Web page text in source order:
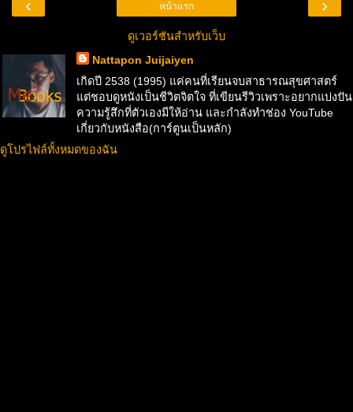
‹ ›
หน้าแรก
ดูเวอร์ชันสำหรับเว็บ
Nattapon Juijaiyen
เกิดปี 2538 (1995) แค่คนที่เรียนจบสาธารณสุขศาสตร์
แต่ชอบดูหนังเป็นชีวิตจิตใจ ที่เขียนรีวิวเพราะอยากแบ่งปัน
ความรู้สึกที่ตัวเองมีให้อ่าน และกำลังทำช่อง YouTube
เกี่ยวกับหนังสือ(การ์ตูนเป็นหลัก)
ดูโปรไฟล์ทั้งหมดของฉัน